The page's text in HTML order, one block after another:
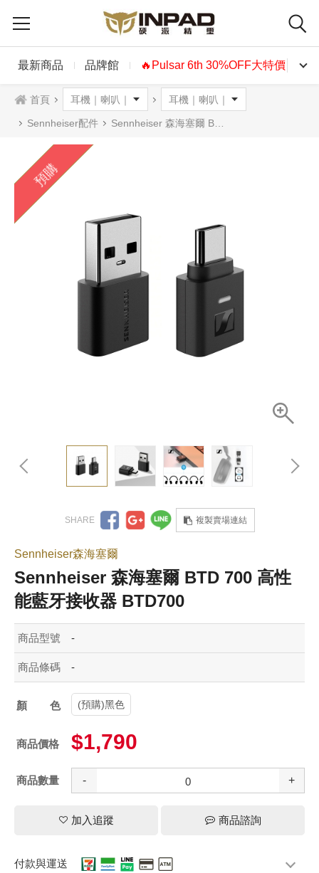
最新商品 品牌館 🔥Pulsar 6th 30%OFF大特價🔥
首頁
Sennheiser配件 Sennheiser 森海塞爾 BTD 700 高性能藍牙接收器 BTD700
預購
複製賣場連結
Sennheiser森海塞爾
Sennheiser 森海塞爾 BTD 700 高性
能藍牙接收器 BTD700
商品型號 -
商品條碼 -
顏色(預購)黑色
商品價格 $1,790
商品數量 - +
加入追蹤 商品諮詢
付款與運送